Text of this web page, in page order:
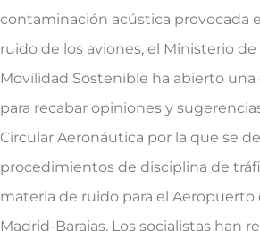
contaminación acústica provocada
ruido de los aviones, el Ministerio
Movilidad Sostenible ha abierto
para recabar opiniones y
Circular Aeronáutica por la que se
procedimientos de disciplina de
materia de ruido para el Aeropuerto
Madrid-Barajas. Los socialistas han